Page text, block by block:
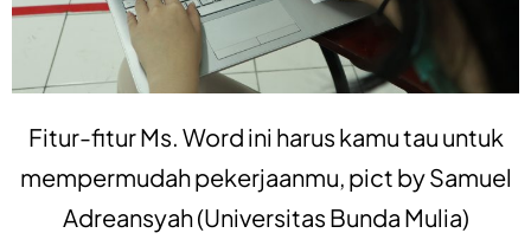
Fitur-fitur Ms. Word ini harus kamu tau untuk
mempermudah pekerjaanmu, pict by Samuel
Adreansyah (Universitas Bunda Mulia)